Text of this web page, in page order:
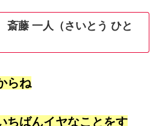
一人（さいとう ひと
らね
ちばんイヤなことをす